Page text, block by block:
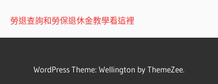
勞退查詢和勞保退休金教學看這裡
WordPress Theme: Wellington by ThemeZee.